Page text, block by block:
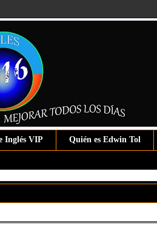
Inglés VIP Quién es Edwin Tol